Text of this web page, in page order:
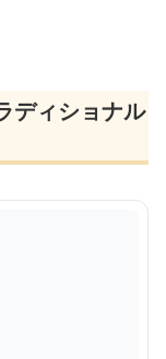
ディショナル